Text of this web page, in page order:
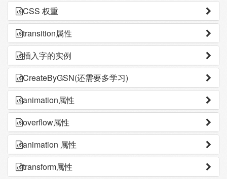
CSS 权重
transition属性
插入字的实例
CreateByGSN(还需要多学习)
animation属性
overflow属性
animation 属性
transform属性